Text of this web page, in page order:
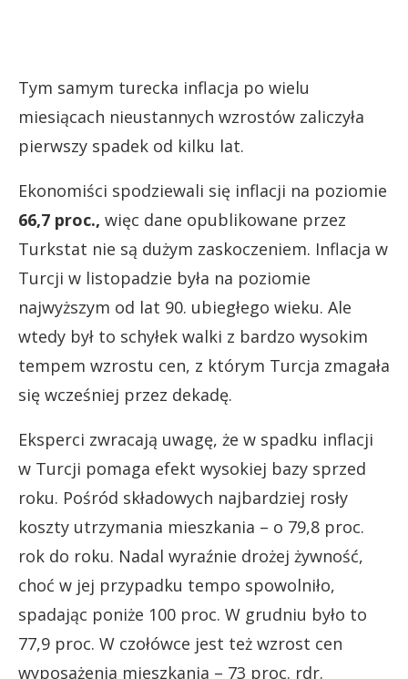
Tym samym turecka inflacja po wielu
miesiącach nieustannych wzrostów zaliczyła
pierwszy spadek od kilku lat.
Ekonomiści spodziewali się inflacji na poziomie
66,7 proc., więc dane opublikowane przez
Turkstat nie są dużym zaskoczeniem. Inflacja w
Turcji w listopadzie była na poziomie
najwyższym od lat 90. ubiegłego wieku. Ale
wtedy był to schyłek walki z bardzo wysokim
tempem wzrostu cen, z którym Turcja zmagała
się wcześniej przez dekadę.
Eksperci zwracają uwagę, że w spadku inflacji
w Turcji pomaga efekt wysokiej bazy sprzed
roku. Pośród składowych najbardziej rosły
koszty utrzymania mieszkania – o 79,8 proc.
rok do roku. Nadal wyraźnie drożej żywność,
choć w jej przypadku tempo spowolniło,
spadając poniże 100 proc. W grudniu było to
77,9 proc. W czołówce jest też wzrost cen
wyposażenia mieszkania – 73 proc. rdr.